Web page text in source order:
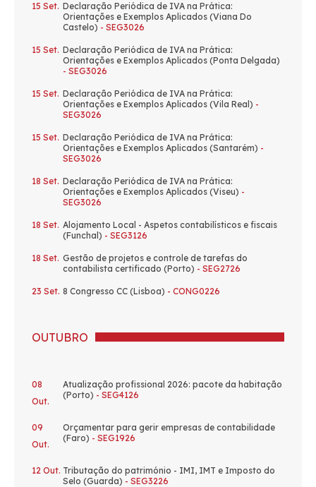
15 Set. Declaração Periódica de IVA na Prática:
Orientações e Exemplos Aplicados (Viana Do
Castelo) - SEG3026
15 Set. Declaração Periódica de IVA na Prática:
Orientações e Exemplos Aplicados (Ponta Delgada)
- SEG3026
15 Set. Declaração Periódica de IVA na Prática:
Orientações e Exemplos Aplicados (Vila Real) -
SEG3026
15 Set. Declaração Periódica de IVA na Prática:
Orientações e Exemplos Aplicados (Santarém) -
SEG3026
18 Set. Declaração Periódica de IVA na Prática:
Orientações e Exemplos Aplicados (Viseu) -
SEG3026
18 Set. Alojamento Local - Aspetos contabilísticos e fiscais
(Funchal) - SEG3126
18 Set. Gestão de projetos e controle de tarefas do
contabilista certificado (Porto) - SEG2726
23 Set. 8 Congresso CC (Lisboa) - CONG0226
OUTUBRO
08
Out.
Atualização profissional 2026: pacote da habitação
(Porto) - SEG4126
09
Out.
Orçamentar para gerir empresas de contabilidade
(Faro) - SEG1926
12 Out. Tributação do património - IMI, IMT e Imposto do
Selo (Guarda) - SEG3226